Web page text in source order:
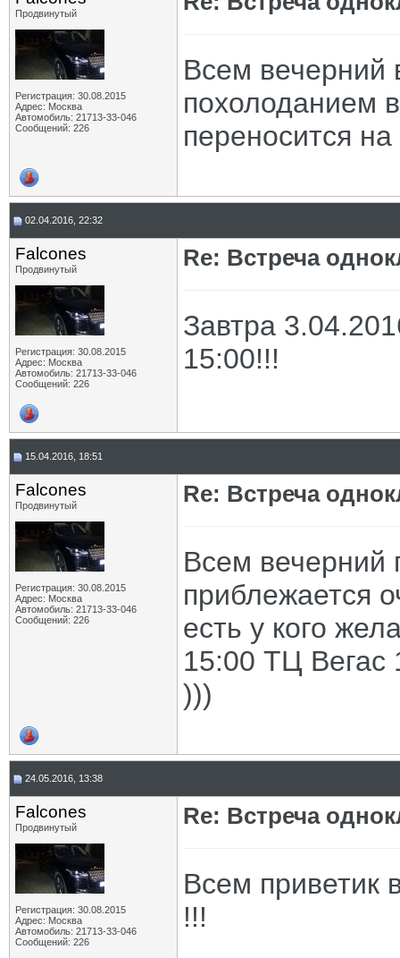
Продвинутый
Регистрация: 30.08.2015
Адрес: Москва
Автомобиль: 21713-33-046
Сообщений: 226
Всем вечерний
похолоданием
переносится
02.04.2016, 22:32
Falcones
Продвинутый
Регистрация: 30.08.2015
Адрес: Москва
Автомобиль: 21713-33-046
Сообщений: 226
Re: Встреча
Завтра
15:00!!!
15.04.2016, 18:51
Falcones
Продвинутый
Регистрация: 30.08.2015
Адрес: Москва
Автомобиль: 21713-33-046
Сообщений: 226
Re: Встреча
Всем вечерний
приблежается
есть у кого
15:00 ТЦ
)))
24.05.2016, 13:38
Falcones
Продвинутый
Регистрация: 30.08.2015
Адрес: Москва
Автомобиль: 21713-33-046
Сообщений: 226
Re: Встреча
Всем приветик
!!!